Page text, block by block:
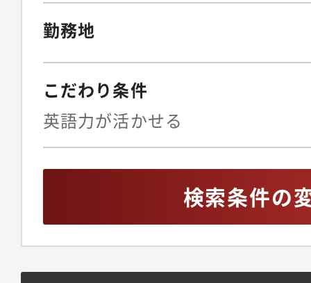
ています。既に、
つとして、消費者に
幅広く購入する機会
F&B 業界へのサポー
に喜びと幸せをもた
す。
勤務地
こだわり条件
英語力が活かせる
検索条件の